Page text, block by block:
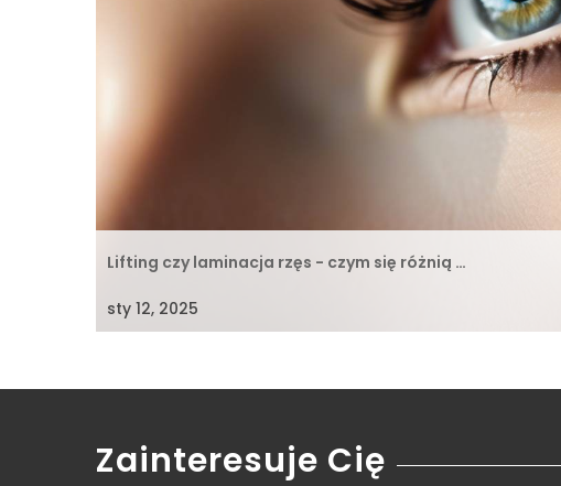
Lifting czy laminacja rzęs - czym się różnią …
sty 12, 2025
Zainteresuje Cię